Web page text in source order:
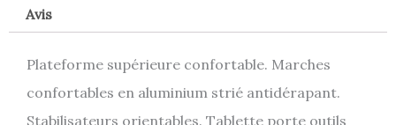
Avis
Plateforme supérieure confortable. Marches
confortables en aluminium strié antidérapant.
Stabilisateurs orientables. Tablette porte outils